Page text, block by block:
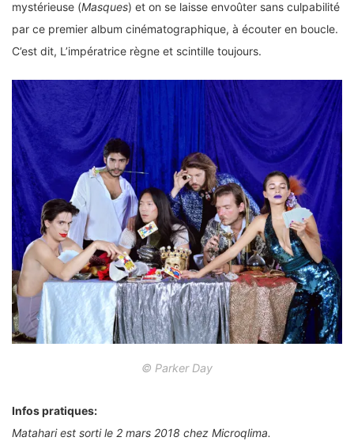
mystérieuse (Masques) et on se laisse envoûter sans culpabilité
par ce premier album cinématographique, à écouter en boucle.
C’est dit, L’impératrice règne et scintille toujours.
© Parker Day
Infos pratiques:
Matahari est sorti le 2 mars 2018 chez Microqlima.